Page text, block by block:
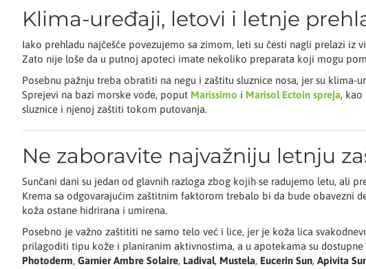
Klima-uređaji, letovi i letnje
Iako prehladu najčešće povezujemo sa zimom, leti su česti nagli prelazi
Zato nije loše da u putnoj apoteci imate nekoliko preparata koji mogu
Posebnu pažnju treba obratiti na negu i zaštitu sluznice nosa, jer su klima-
Sprejevi na bazi morske vode, poput Marissimo i Marisol Ectoin spreja, kao
sluznice i njenoj zaštiti tokom putovanja.
Ne zaboravite najvažniju letnju
Sunčani dani su jedan od glavnih razloga zbog kojih se radujemo letu, ali
Krema sa odgovarajućim zaštitnim faktorom trebalo bi da bude obavezni
koža ostane hidrirana i umirena.
Posebno je važno zaštititi ne samo telo već i lice, jer je koža lica
prilagoditi tipu kože i planiranim aktivnostima, a u apotekama su
Photoderm, Garnier Ambre Solaire, Ladival, Mustela, Eucerin Sun, Apivita